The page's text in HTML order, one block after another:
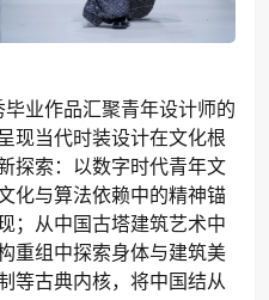
毕业作品汇聚青年设计师的
现当代时装设计在文化根
探索：以数字时代青年文
化与算法依赖中的精神锚
；从中国古塔建筑艺术中
重组中探索身体与建筑美
等古典内核，将中国结从